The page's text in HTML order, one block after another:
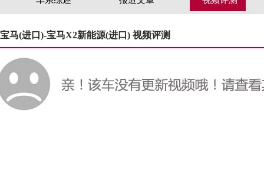
宝马(进口)-宝马X2新能源(进口) 视频评测